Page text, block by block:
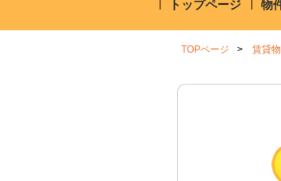
トップページ 物
TOPページ 賃貸